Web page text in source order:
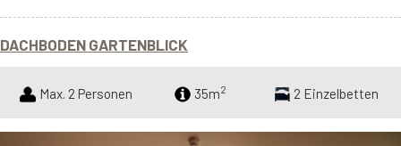
DACHBODEN GARTENBLICK
Max. 2 Personen 35m2 2 Einzelbetten